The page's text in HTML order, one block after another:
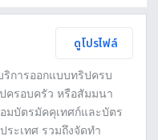
ดูโปรไฟล์
ริการออกแบบทริปครบ
ครอบครัว หรือสัมมนา
มบัตรมัคคุเทศก์และบัตร
ระเทศ รวมถึงจัดทำ